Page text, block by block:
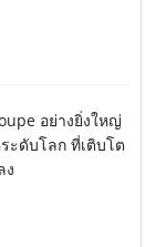
อย่างยิ่งใหญ่
ะดับโลก ที่เติบโต
ง